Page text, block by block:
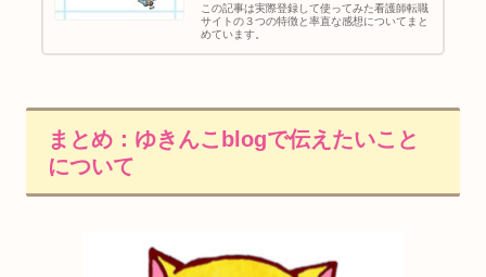
この記事は実際登録して使ってみた看護師転職
サイトの３つの特徴と率直な感想についてまと
めています。
まとめ：ゆきんこblogで伝えたいこと
について